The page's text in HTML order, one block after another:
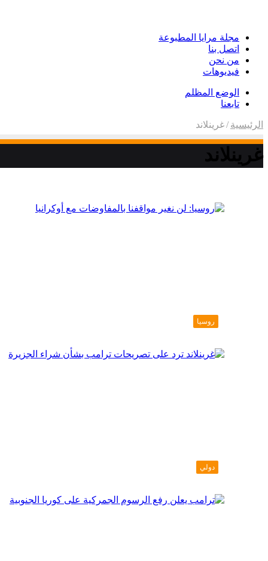
مجلة مرايا المطبوعة
اتصل بنا
من نحن
فيديوهات
الوضع المظلم
تابعنا
الرئيسية /غرينلاند
غرينلاند
روسيا
دولي